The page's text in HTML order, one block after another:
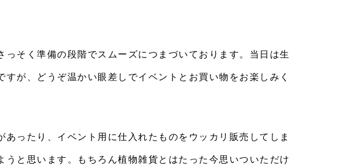
そく準備の段階でスムーズにつまづいております。当日は生
が、どうぞ温かい眼差しでイベントとお買い物をお楽しみく
ったり、イベント用に仕入れたものをウッカリ販売してしま
と思います。もちろん植物雑貨とはたった今思いついただけ